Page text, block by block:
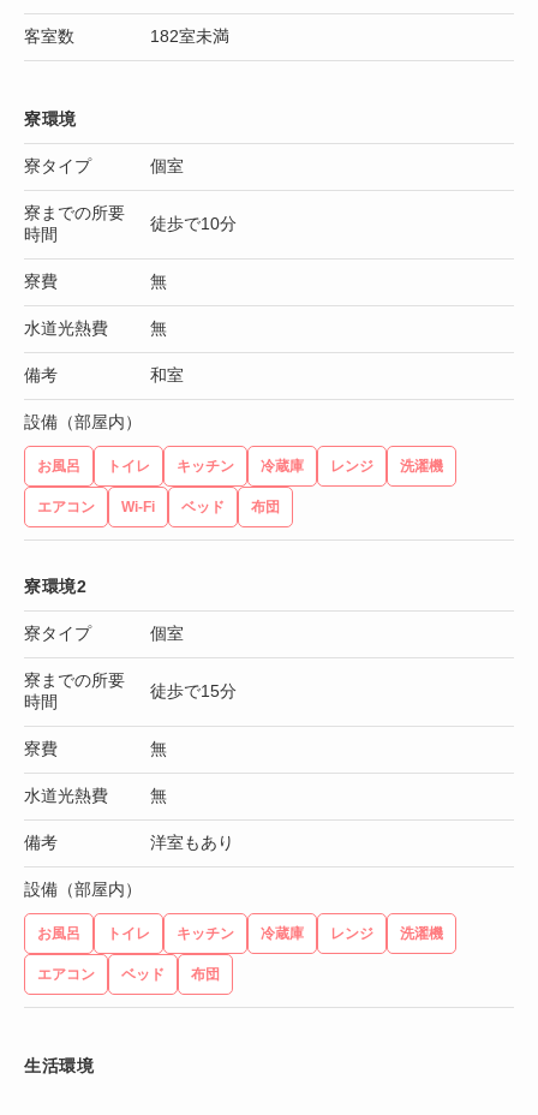
客室数 182室未満
寮環境
寮タイプ 個室
寮までの所要
時間
徒歩で10分
寮費 無
水道光熱費 無
備考 和室
設備（部屋内）
お風呂 トイレ キッチン 冷蔵庫 レンジ 洗濯機
エアコン Wi-Fi ベッド 布団
寮環境2
寮タイプ 個室
寮までの所要
時間
徒歩で15分
寮費 無
水道光熱費 無
備考 洋室もあり
設備（部屋内）
お風呂 トイレ キッチン 冷蔵庫 レンジ 洗濯機
エアコン ベッド 布団
生活環境